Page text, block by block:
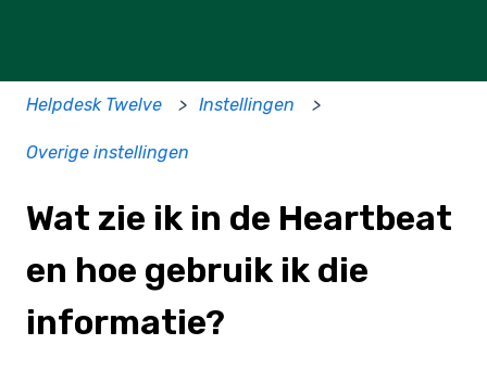
Helpdesk Twelve Instellingen
Overige instellingen
Wat zie ik in de Heartbeat
en hoe gebruik ik die
informatie?